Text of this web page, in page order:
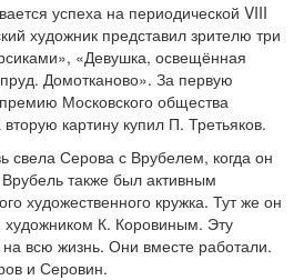
успеха на периодической VIII
художник представил зрителю три
«Девушка, освещённая
Домотканово». За первую
Московского общества
картину купил П. Третьяков.
свела Серова с Врубелем, когда он
также был активным
художественного кружка. Тут же он
художником К. Коровиным. Эту
всю жизнь. Они вместе работали.
и Серовин.